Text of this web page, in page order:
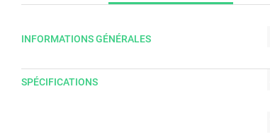
INFORMATIONS GÉNÉRALES
SPÉCIFICATIONS